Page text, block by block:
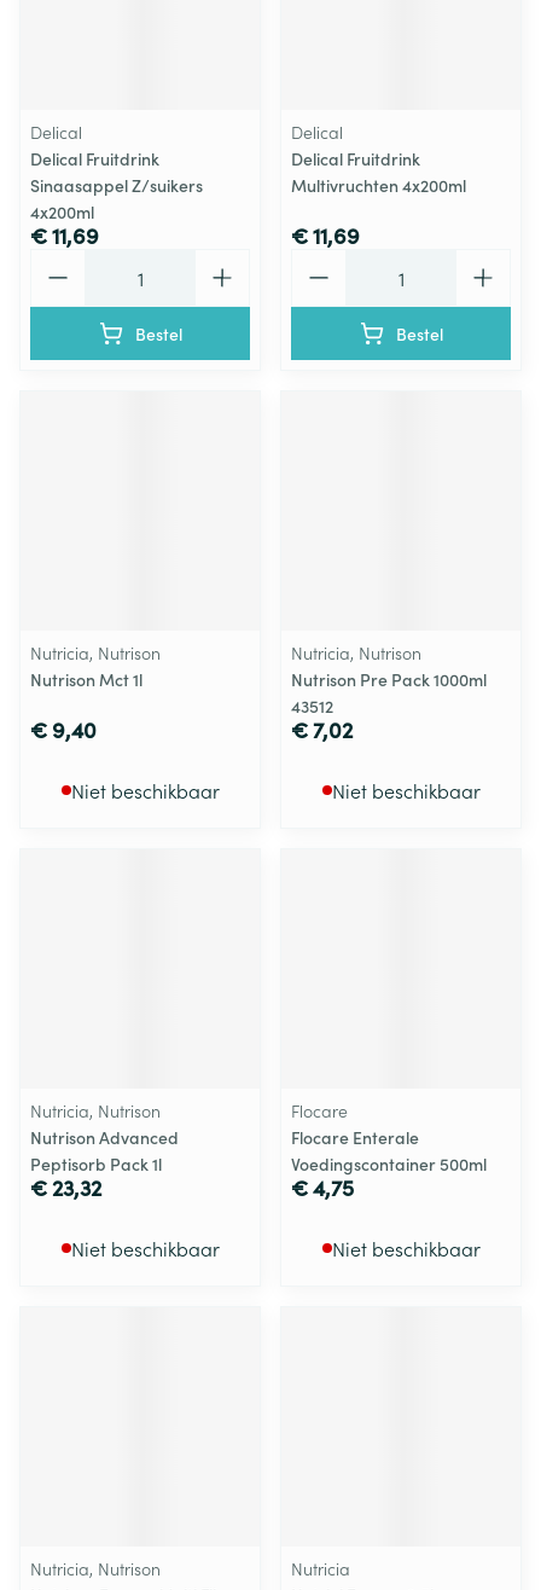
Delical
Delical Fruitdrink
Sinaasappel Z/suikers
4x200ml
€ 11,69
Bestel
Delical
Delical Fruitdrink
Multivruchten 4x200ml
€ 11,69
Bestel
Nutricia, Nutrison
Nutrison Mct 1l
€ 9,40
Niet beschikbaar
Nutricia, Nutrison
Nutrison Pre Pack 1000ml
43512
€ 7,02
Niet beschikbaar
Nutricia, Nutrison
Nutrison Advanced
Peptisorb Pack 1l
€ 23,32
Niet beschikbaar
Flocare
Flocare Enterale
Voedingscontainer 500ml
€ 4,75
Niet beschikbaar
Nutricia, Nutrison
Nutricia